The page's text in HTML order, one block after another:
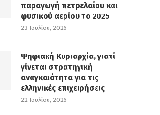
παραγωγή πετρελαίου και
φυσικού αερίου το 2025
23 Ιουλίου, 2026
Ψηφιακή Κυριαρχία, γιατί
γίνεται στρατηγική
αναγκαιότητα για τις
ελληνικές επιχειρήσεις
22 Ιουλίου, 2026